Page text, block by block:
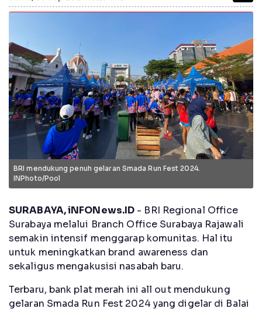
BRI mendukung penuh gelaran Smada Run Fest 2024.
INPhoto/Pool
SURABAYA, iNFONews.ID - BRI Regional Office
Surabaya melalui Branch Office Surabaya Rajawali
semakin intensif menggarap komunitas. Hal itu
untuk meningkatkan brand awareness dan
sekaligus mengakusisi nasabah baru.
Terbaru, bank plat merah ini all out mendukung
gelaran Smada Run Fest 2024 yang digelar di Balai